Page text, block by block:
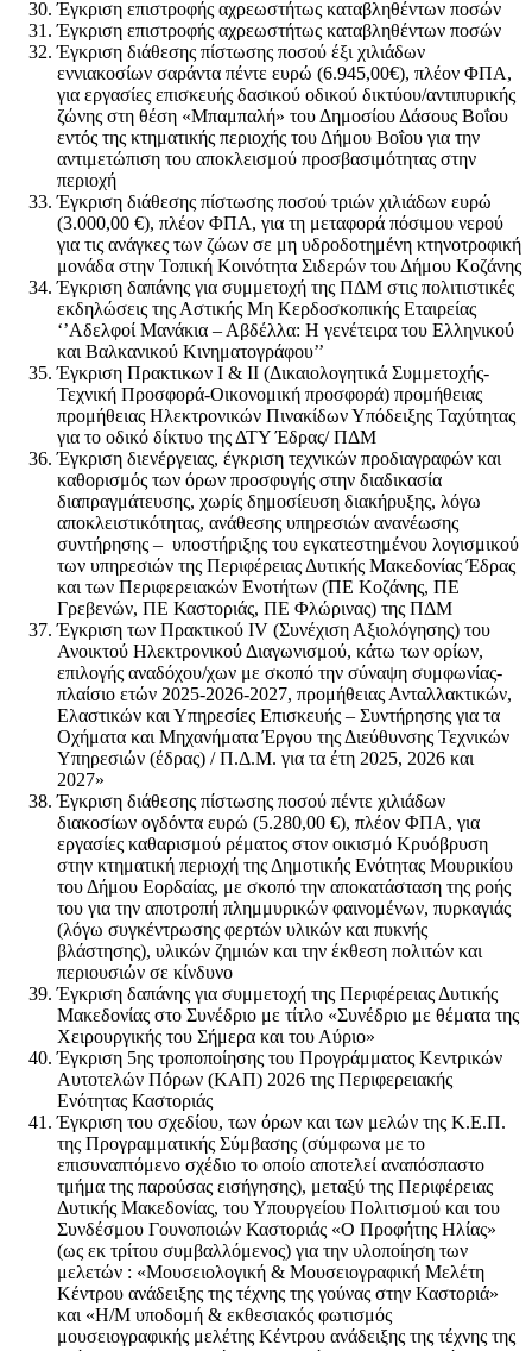
Έγκριση επιστροφής αχρεωστήτως καταβληθέντων ποσών
Έγκριση επιστροφής αχρεωστήτως καταβληθέντων ποσών
Έγκριση διάθεσης πίστωσης ποσού έξι χιλιάδων
εννιακοσίων σαράντα πέντε ευρώ (6.945,00€), πλέον ΦΠΑ,
για εργασίες επισκευής δασικού οδικού δικτύου/αντιπυρικής
ζώνης στη θέση «Μπαμπαλή» του Δημοσίου Δάσους Βοΐου
εντός της κτηματικής περιοχής του Δήμου Βοΐου για την
αντιμετώπιση του αποκλεισμού προσβασιμότητας στην
περιοχή
Έγκριση διάθεσης πίστωσης ποσού τριών χιλιάδων ευρώ
(3.000,00 €), πλέον ΦΠΑ, για τη μεταφορά πόσιμου νερού
για τις ανάγκες των ζώων σε μη υδροδοτημένη κτηνοτροφική
μονάδα στην Τοπική Κοινότητα Σιδερών του Δήμου Κοζάνης
Έγκριση δαπάνης για συμμετοχή της ΠΔΜ στις πολιτιστικές
εκδηλώσεις της Αστικής Μη Κερδοσκοπικής Εταιρείας
‘’Αδελφοί Μανάκια – Αβδέλλα: Η γενέτειρα του Ελληνικού
και Βαλκανικού Κινηματογράφου’’
Έγκριση Πρακτικων Ι & ΙΙ (Δικαιολογητικά Συμμετοχής-
Τεχνική Προσφορά-Οικονομική προσφορά) προμήθειας
προμήθειας Ηλεκτρονικών Πινακίδων Υπόδειξης Ταχύτητας
για το οδικό δίκτυο της ΔΤΥ Έδρας/ ΠΔΜ
Έγκριση διενέργειας, έγκριση τεχνικών προδιαγραφών και
καθορισμός των όρων προσφυγής στην διαδικασία
διαπραγμάτευσης, χωρίς δημοσίευση διακήρυξης, λόγω
αποκλειστικότητας, ανάθεσης υπηρεσιών ανανέωσης
συντήρησης – υποστήριξης του εγκατεστημένου λογισμικού
των υπηρεσιών της Περιφέρειας Δυτικής Μακεδονίας Έδρας
και των Περιφερειακών Ενοτήτων (ΠΕ Κοζάνης, ΠΕ
Γρεβενών, ΠΕ Καστοριάς, ΠΕ Φλώρινας) της ΠΔΜ
Έγκριση των Πρακτικού IV (Συνέχιση Αξιολόγησης) του
Ανοικτού Ηλεκτρονικού Διαγωνισμού, κάτω των ορίων,
επιλογής αναδόχου/χων με σκοπό την σύναψη συμφωνίας-
πλαίσιο ετών 2025-2026-2027, προμήθειας Ανταλλακτικών,
Ελαστικών και Υπηρεσίες Επισκευής – Συντήρησης για τα
Οχήματα και Μηχανήματα Έργου της Διεύθυνσης Τεχνικών
Υπηρεσιών (έδρας) / Π.Δ.Μ. για τα έτη 2025, 2026 και
2027»
Έγκριση διάθεσης πίστωσης ποσού πέντε χιλιάδων
διακοσίων ογδόντα ευρώ (5.280,00 €), πλέον ΦΠΑ, για
εργασίες καθαρισμού ρέματος στον οικισμό Κρυόβρυση
στην κτηματική περιοχή της Δημοτικής Ενότητας Μουρικίου
του Δήμου Εορδαίας, με σκοπό την αποκατάσταση της ροής
του για την αποτροπή πλημμυρικών φαινομένων, πυρκαγιάς
(λόγω συγκέντρωσης φερτών υλικών και πυκνής
βλάστησης), υλικών ζημιών και την έκθεση πολιτών και
περιουσιών σε κίνδυνο
Έγκριση δαπάνης για συμμετοχή της Περιφέρειας Δυτικής
Μακεδονίας στο Συνέδριο με τίτλο «Συνέδριο με θέματα της
Χειρουργικής του Σήμερα και του Αύριο»
Έγκριση 5ης τροποποίησης του Προγράμματος Κεντρικών
Αυτοτελών Πόρων (ΚΑΠ) 2026 της Περιφερειακής
Ενότητας Καστοριάς
Έγκριση του σχεδίου, των όρων και των μελών της Κ.Ε.Π.
της Προγραμματικής Σύμβασης (σύμφωνα με το
επισυναπτόμενο σχέδιο το οποίο αποτελεί αναπόσπαστο
τμήμα της παρούσας εισήγησης), μεταξύ της Περιφέρειας
Δυτικής Μακεδονίας, του Υπουργείου Πολιτισμού και του
Συνδέσμου Γουνοποιών Καστοριάς «Ο Προφήτης Ηλίας»
(ως εκ τρίτου συμβαλλόμενος) για την υλοποίηση των
μελετών : «Μουσειολογική & Μουσειογραφική Μελέτη
Κέντρου ανάδειξης της τέχνης της γούνας στην Καστοριά»
και «Η/Μ υποδομή & εκθεσιακός φωτισμός
μουσειογραφικής μελέτης Κέντρου ανάδειξης της τέχνης της